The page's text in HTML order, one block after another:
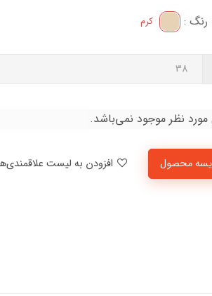
رنگ : کرم
نظر موجود نمی‌باشد.
محصول